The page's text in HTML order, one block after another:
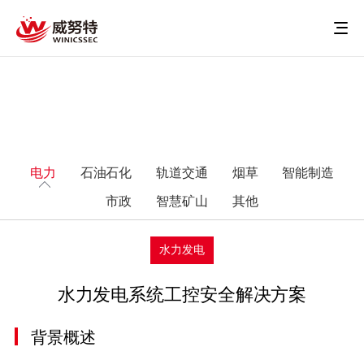
电力 石油石化 轨道交通 烟草 智能制造
市政 智慧矿山 其他
水力发电
水力发电系统工控安全解决方案
背景概述